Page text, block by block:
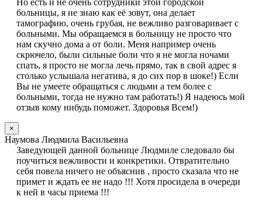
Но есть и не очень сотрудники этой городской
больницы, я не знаю как её зовут, она делает
тамографию, очень грубая, не вежливо разговаривает с
больными. Мы обращаемся в больницу не просто что
нам скучно дома а от боли. Меня например очень
скрючело, были сильные боли что я не могла ночами
спать, я просто не могла лечь прямо, так в свой адрес я
столько услышала негатива, я до сих пор в шоке!) Если
Вы не умеете обращаться с людьми а тем более с
больными, тогда не нужно там работать!) Я надеюсь мой
отзыв кому нибудь поможет. Здоровья Всем!)
×
Наумова Людмила Васильевна
Заведующей данной больнице Людмиле следовало бы
поучиться вежливости и конкретики. Отвратительно
себя повела ничего не объяснив , просто сказала что не
примет и ждать ее не надо !!! Хотя просидела в очереди
к ней в часы приема !!!